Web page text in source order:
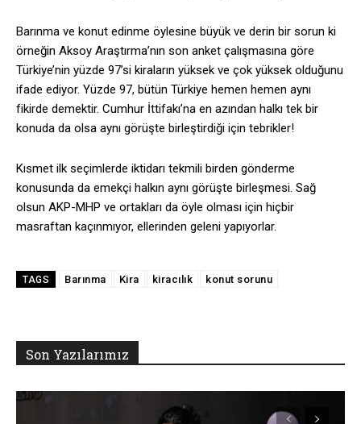
Barınma ve konut edinme öylesine büyük ve derin bir sorun ki
örneğin Aksoy Araştırma’nın son anket çalışmasına göre
Türkiye’nin yüzde 97’si kiraların yüksek ve çok yüksek olduğunu
ifade ediyor. Yüzde 97, bütün Türkiye hemen hemen aynı
fikirde demektir. Cumhur İttifakı’na en azından halkı tek bir
konuda da olsa aynı görüşte birleştirdiği için tebrikler!
Kısmet ilk seçimlerde iktidarı tekmili birden gönderme
konusunda da emekçi halkın aynı görüşte birleşmesi. Sağ
olsun AKP-MHP ve ortakları da öyle olması için hiçbir
masraftan kaçınmıyor, ellerinden geleni yapıyorlar.
TAGS Barınma Kira kiracılık konut sorunu
Son Yazılarımız